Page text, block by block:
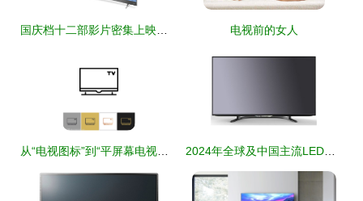
电视前的女人